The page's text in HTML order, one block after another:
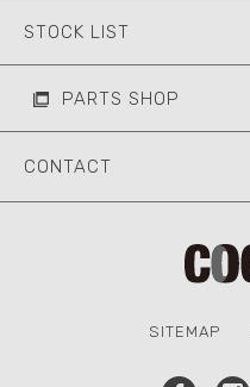
STOCK LIST
PARTS SHOP
CONTACT
SITEMAP